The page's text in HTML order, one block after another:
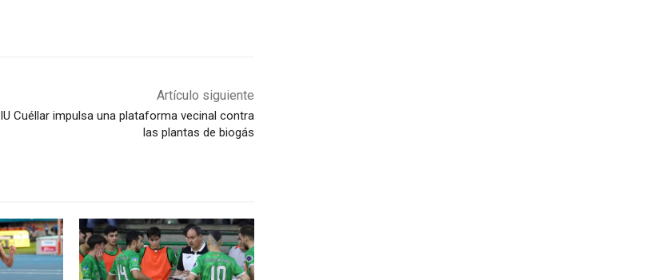
Artículo siguiente
IU Cuéllar impulsa una plataforma vecinal contra
las plantas de biogás